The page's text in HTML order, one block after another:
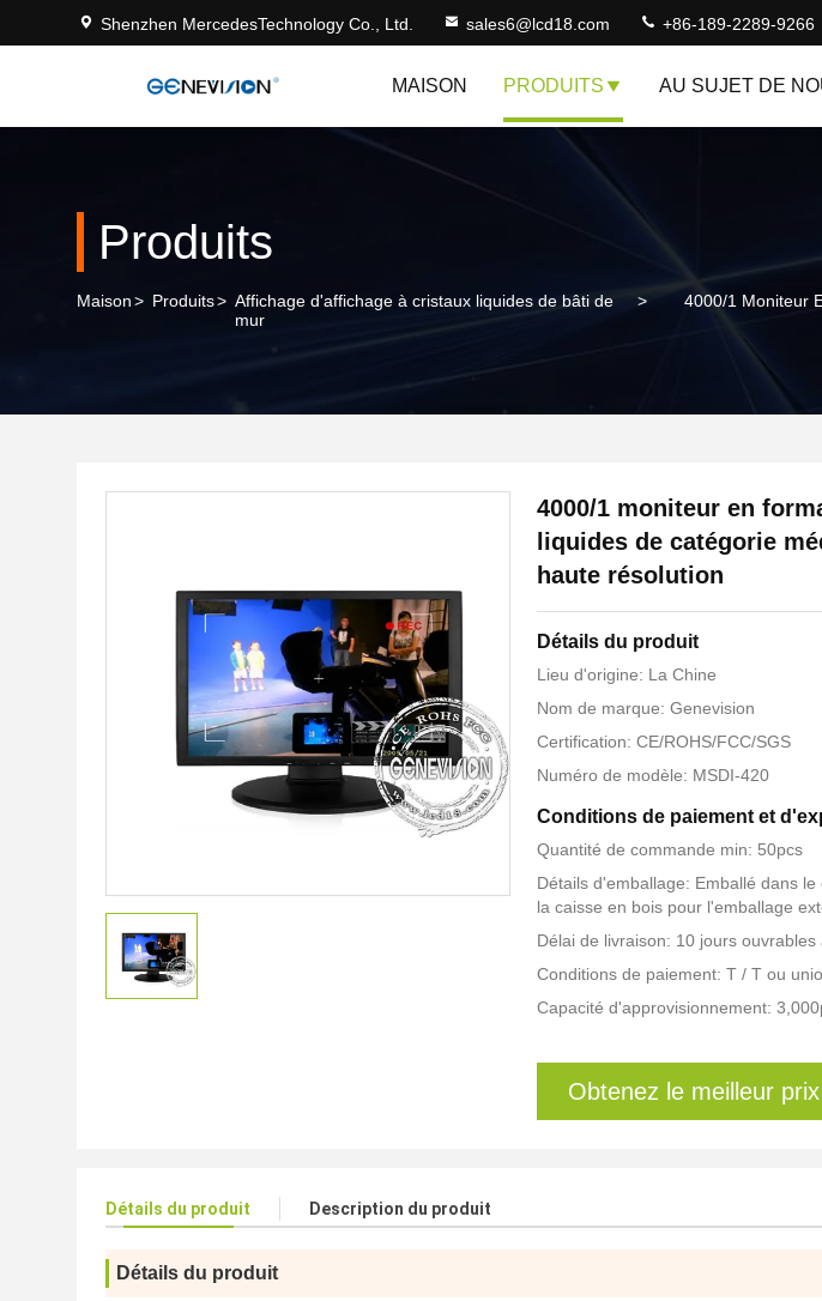
Shenzhen MercedesTechnology Co., Ltd. sales6@lcd18.com +86-189-2289-9266
MAISON PRODUITS AU SUJET DE
Produits
Maison> Produits> Affichage d'affichage à cristaux liquides de bâti de
mur
>
4000/1 Moniteur
4000/1 moniteur en
liquides de catégorie
haute résolution
Détails du produit
Lieu d'origine: La Chine
Nom de marque: Genevision
Certification: CE/ROHS/FCC/SGS
Numéro de modèle: MSDI-420
Conditions de paiement et
Quantité de commande min: 50pcs
Détails d'emballage: Emballé dans
la caisse en bois pour l'emballage
Délai de livraison: 10 jours
Conditions de paiement: T / T ou
Capacité d'approvisionnement:
Obtenez le meilleur prix
Détails du produit Description du produit
Détails du produit